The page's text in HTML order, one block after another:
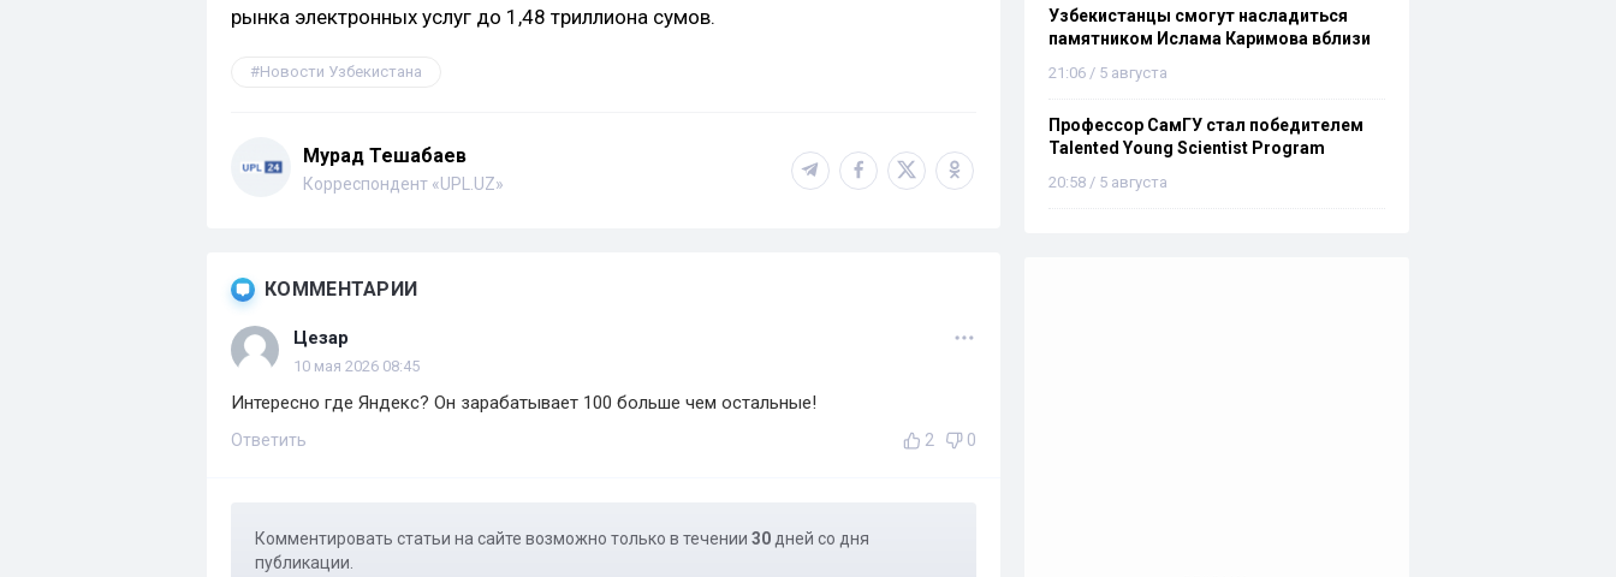
рынка электронных услуг до 1,48 триллиона сумов.
Новости Узбекистана
Мурад Тешабаев
Корреспондент «UPL.UZ»
КОММЕНТАРИИ
Цезар
10 мая 2026 08:45
Интересно где Яндекс? Он зарабатывает 100 больше чем остальные!
Ответить 2 0
Комментировать статьи на сайте возможно только в течении 30 дней со дня
публикации.
Узбекистанцы смогут насладиться
памятником Ислама Каримова вблизи
21:06 / 5 августа
Профессор СамГУ стал победителем
Talented Young Scientist Program
20:58 / 5 августа